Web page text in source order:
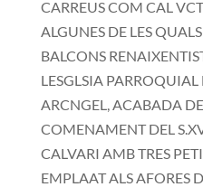
CARREUS COM CAL
ALGUNES DE LES
BALCONS
LESGLSIA
ARCNGEL, ACABADA
COMENAMENT DEL
CALVARI AMB TRES
EMPLAAT ALS AFORES